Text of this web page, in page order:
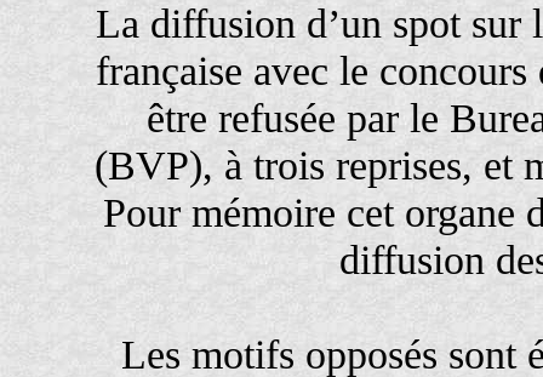
La diffusion d’un spot sur
française avec le
être refusée par le
(BVP), à trois reprises, et
Pour mémoire cet organe
diffusion
Les motifs opposés sont